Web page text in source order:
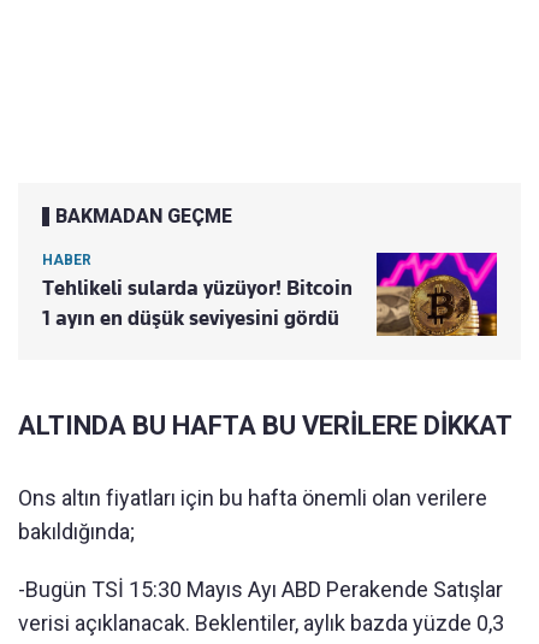
BAKMADAN GEÇME
HABER
Tehlikeli sularda yüzüyor! Bitcoin
1 ayın en düşük seviyesini gördü
ALTINDA BU HAFTA BU VERİLERE DİKKAT
Ons altın fiyatları için bu hafta önemli olan verilere
bakıldığında;
-Bugün TSİ 15:30 Mayıs Ayı ABD Perakende Satışlar
verisi açıklanacak. Beklentiler, aylık bazda yüzde 0,3